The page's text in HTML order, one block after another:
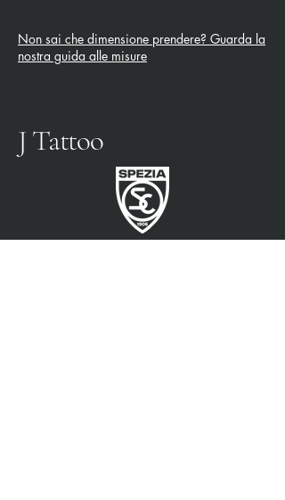
Non sai che dimensione prendere? Guarda la
nostra guida alle misure
J Tattoo